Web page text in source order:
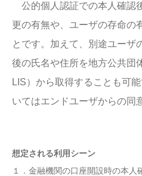
公的個人認証での本人確認
更の有無や、ユーザの存命の
とです。加えて、別途ユーザ
後の氏名や住所を地方公共団
LIS）から取得することも可
いてはエンドユーザからの同
想定される利用シーン
１．金融機関の口座開設時の本人